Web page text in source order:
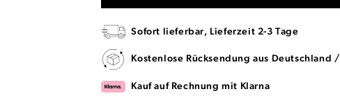
Sofort lieferbar, Lieferzeit 2-3 Tage
Kostenlose Rücksendung aus Deutschland
Kauf auf Rechnung mit Klarna